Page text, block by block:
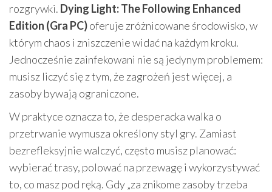
rozgrywki. Dying Light: The Following Enhanced
Edition (Gra PC)oferuje zróżnicowane środowisko, w
którym chaos i zniszczenie widać na każdym kroku.
Jednocześnie zainfekowani nie są jedynym problemem:
musisz liczyć się z tym, że zagrożeń jest więcej, a
zasoby bywają ograniczone.
W praktyce oznacza to, że desperacka walka o
przetrwanie wymusza określony styl gry. Zamiast
bezrefleksyjnie walczyć, często musisz planować:
wybierać trasy, polować na przewagę i wykorzystywać
to, co masz pod ręką. Gdy „za znikome zasoby trzeba